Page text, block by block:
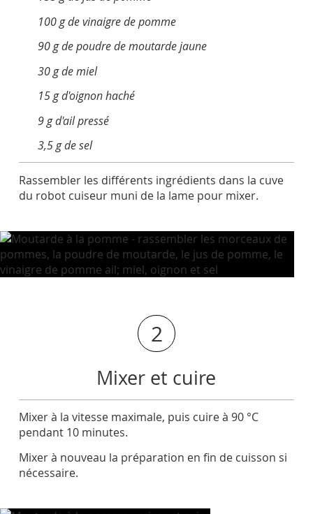
100 g de vinaigre de pomme
90 g de poudre de moutarde jaune
30 g de miel
15 g d'oignon haché
9 g d'ail pressé
3,5 g de sel
Rassembler les différents ingrédients dans la cuve
du robot cuiseur muni de la lame pour mixer.
2
Mixer et cuire
Mixer à la vitesse maximale, puis cuire à 90 °C
pendant 10 minutes.
Mixer à nouveau la préparation en fin de cuisson si
nécessaire.